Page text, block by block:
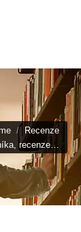
Recenze
recenze…